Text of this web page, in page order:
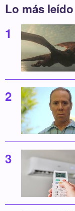
Lo más leído